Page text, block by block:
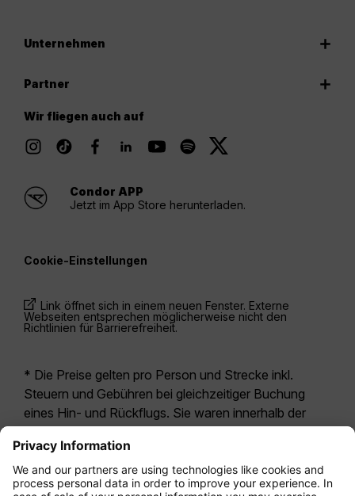
Unternehmen
Partner
Wir fliegen auch auf
Condor APP
Jetzt im App Store herunterladen.
Cookie-Einstellungen
Link öffnet sich in einem neuen Fenster. Externe
Webseiten entsprechen möglicherweise nicht den
Richtlinien für Barrierefreiheit.
* Die Preise gelten pro Person und Strecke inkl.
Steuern und Gebühren bei gleichzeitiger Buchung
eines Hin- und Rückflugs. Sie waren innerhalb der
möglicherweise nicht mehr aktuell. Bei den für die
Economy Class angegebenen Tarifen handelt es
sich i.d.R. um Economy Zero, unsere restriktivste